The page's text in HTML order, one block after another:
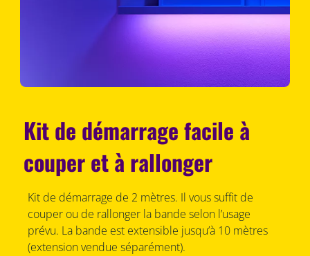
Kit de démarrage facile à
couper et à rallonger
Kit de démarrage de 2 mètres. Il vous suffit de
couper ou de rallonger la bande selon l’usage
prévu. La bande est extensible jusqu’à 10 mètres
(extension vendue séparément).